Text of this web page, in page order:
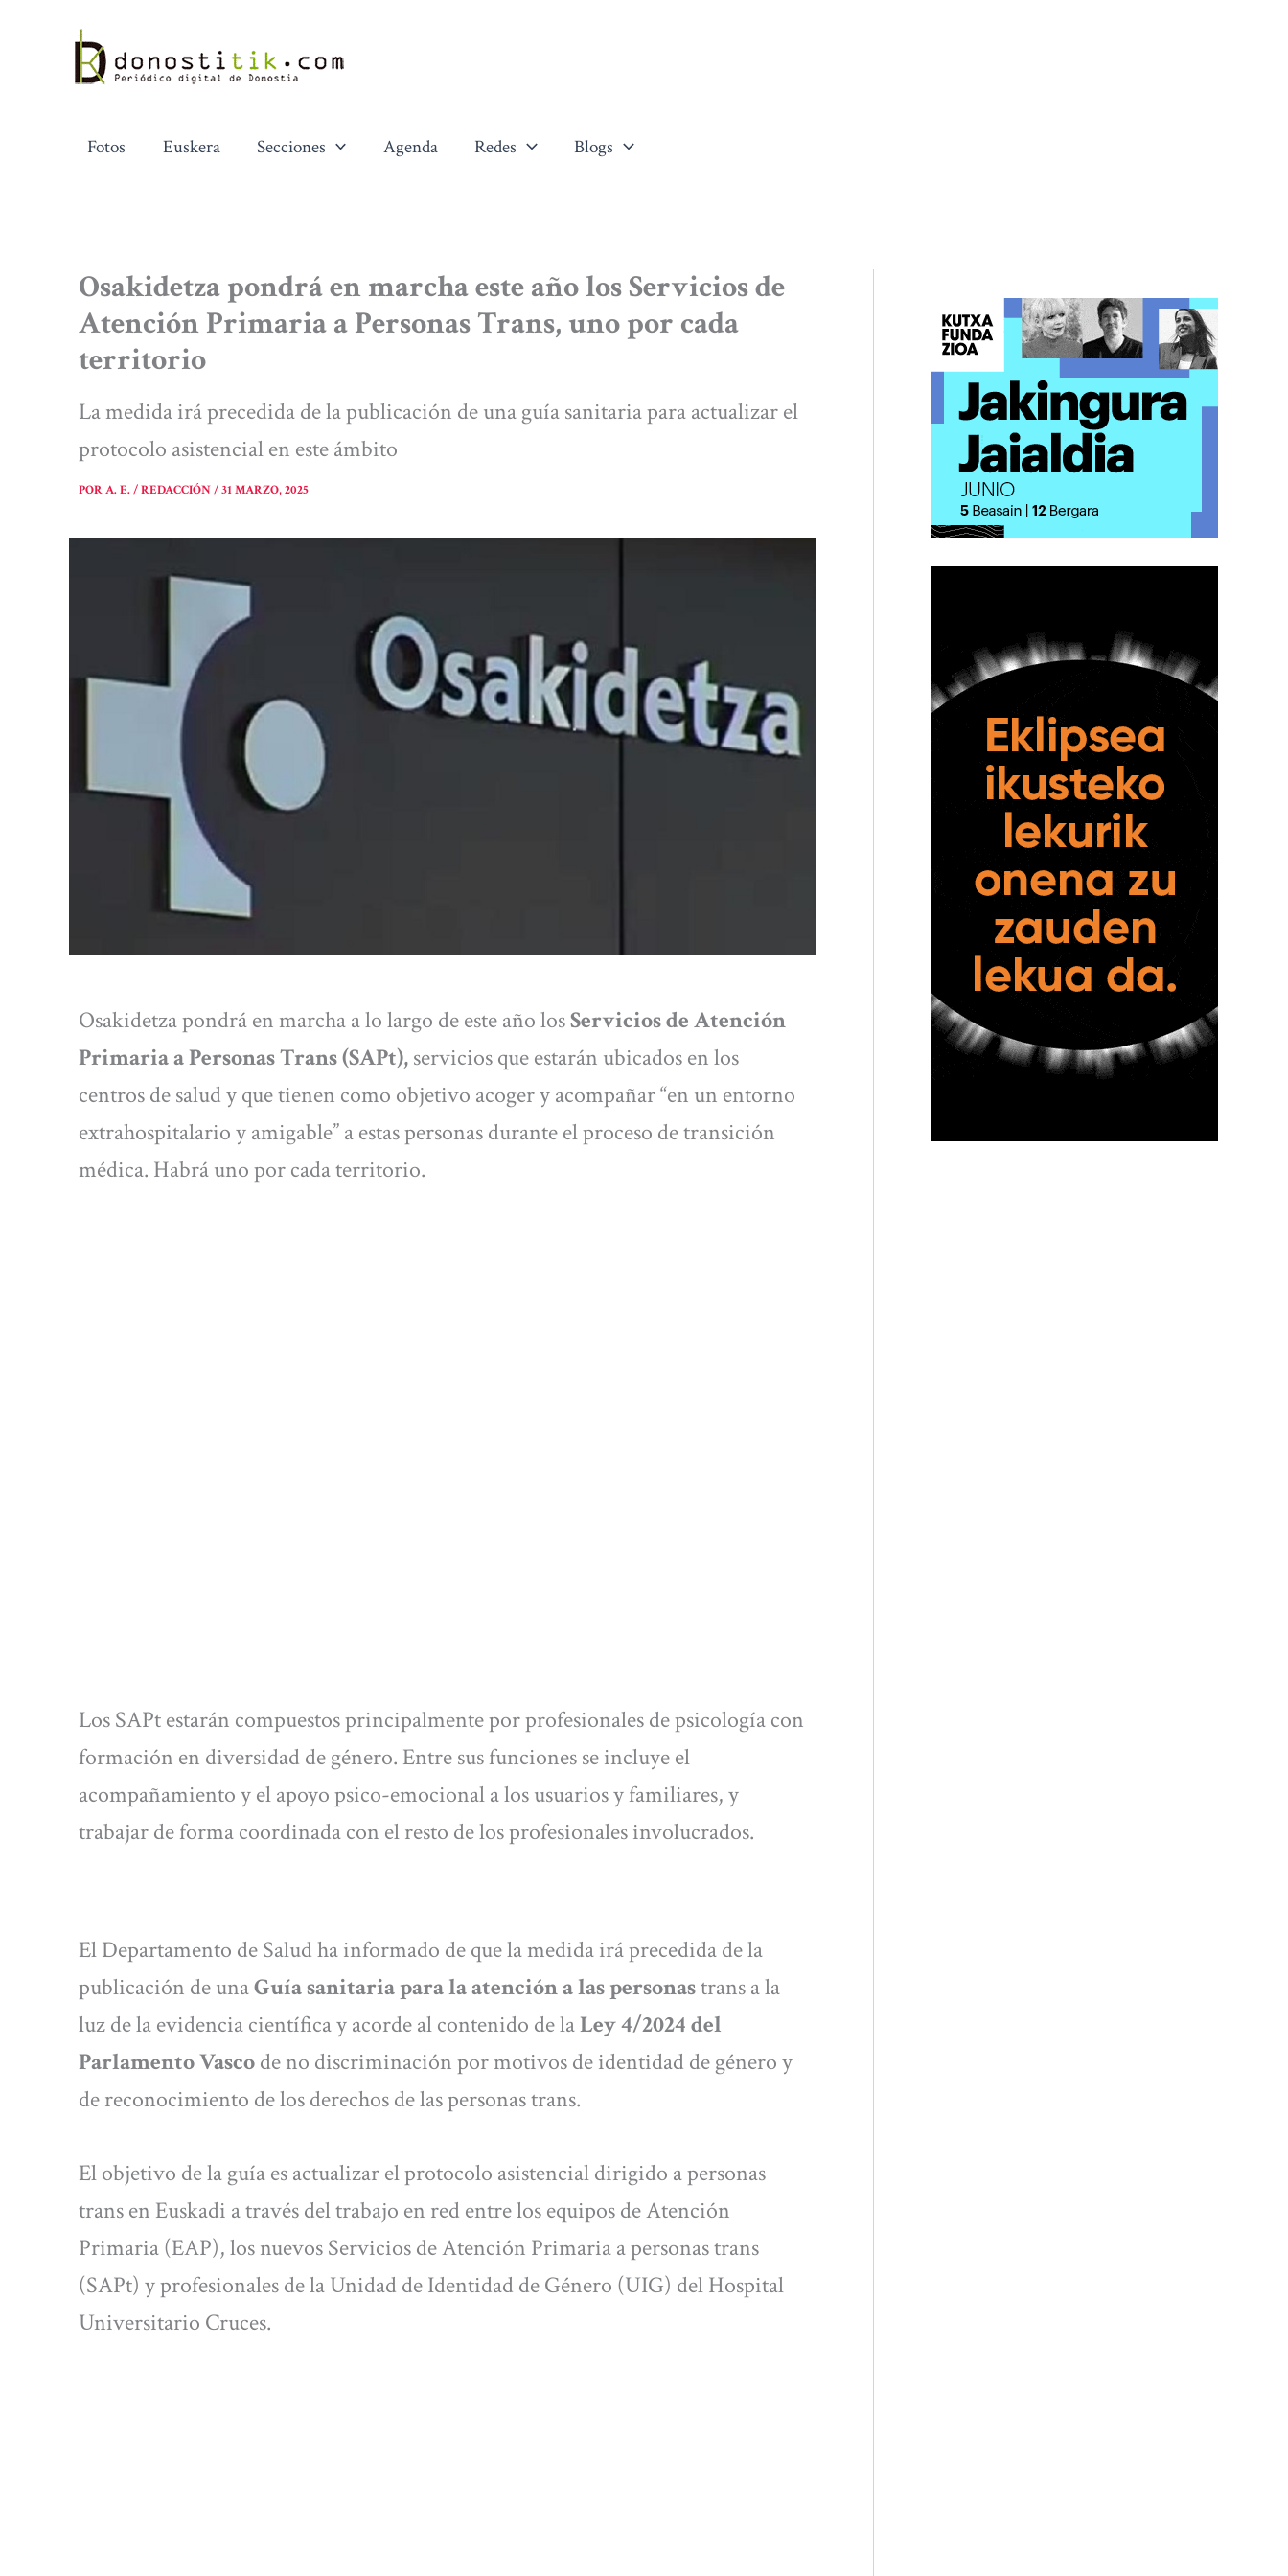
contenido
Fotos Euskera Secciones Agenda Redes Blogs
Osakidetza pondrá en marcha este año los Servicios de
Atención Primaria a Personas Trans, uno por cada
territorio
La medida irá precedida de la publicación de una guía sanitaria para actualizar el
protocolo asistencial en este ámbito
PORA. E. / REDACCIÓN/31 MARZO, 2025
Osakidetza pondrá en marcha a lo largo de este año losServicios de Atención
Primaria a Personas Trans (SAPt),servicios que estarán ubicados en los
centros de salud y que tienen como objetivo acoger y acompañar “en un entorno
extrahospitalario y amigable” a estas personas durante el proceso de transición
médica. Habrá uno por cada territorio.
Los SAPt estarán compuestos principalmente por profesionales de psicología con
formación en diversidad de género. Entre sus funciones se incluye el
acompañamiento y el apoyo psico-emocional a los usuarios y familiares, y
trabajar de forma coordinada con el resto de los profesionales involucrados.
El Departamento de Salud ha informado de que la medida irá precedida de la
publicación de unaGuía sanitaria para la atención a las personastrans a la
luz de la evidencia científica y acorde al contenido de laLey 4/2024 del
Parlamento Vascode no discriminación por motivos de identidad de género y
de reconocimiento de los derechos de las personas trans.
El objetivo de la guía es actualizar el protocolo asistencial dirigido a personas
trans en Euskadi a través del trabajo en red entre los equipos de Atención
Primaria (EAP), los nuevos Servicios de Atención Primaria a personas trans
(SAPt) y profesionales de la Unidad de Identidad de Género (UIG) del Hospital
Universitario Cruces.